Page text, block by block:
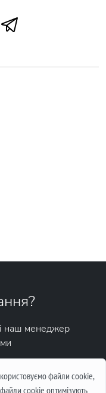
файли cookie,
cookie оптимізують
наш менеджер